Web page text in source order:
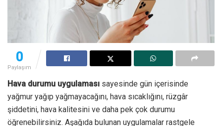
0
Paylaşım
Hava durumu uygulaması sayesinde gün içerisinde
yağmur yağıp yağmayacağını, hava sıcaklığını, rüzgâr
şiddetini, hava kalitesini ve daha pek çok durumu
öğrenebilirsiniz. Aşağıda bulunan uygulamalar rastgele